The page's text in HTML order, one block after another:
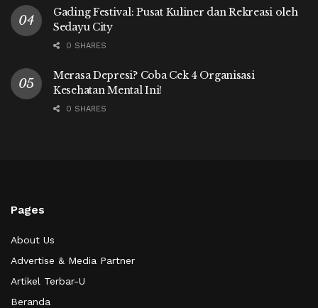
Gading Festival: Pusat Kuliner dan Rekreasi oleh
Sedayu City
0 SHARES
Merasa Depresi? Coba Cek 4 Organisasi
Kesehatan Mental Ini!
0 SHARES
Pages
About Us
Advertise & Media Partner
Artikel Terbar-U
Beranda